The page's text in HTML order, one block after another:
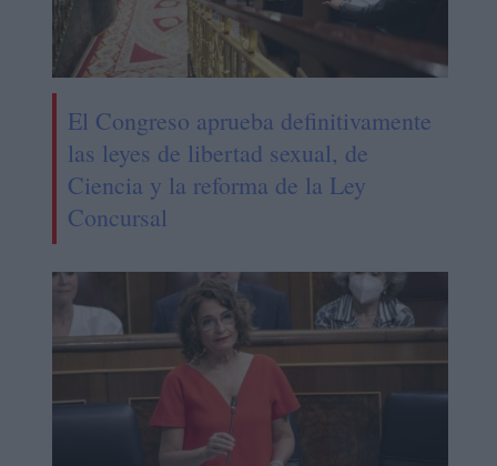
El Congreso aprueba definitivamente
las leyes de libertad sexual, de
Ciencia y la reforma de la Ley
Concursal